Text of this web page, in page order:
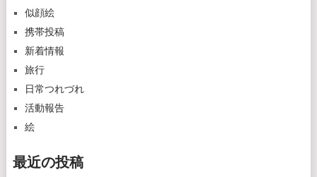
似顔絵
携帯投稿
新着情報
旅行
日常つれづれ
活動報告
絵
最近の投稿